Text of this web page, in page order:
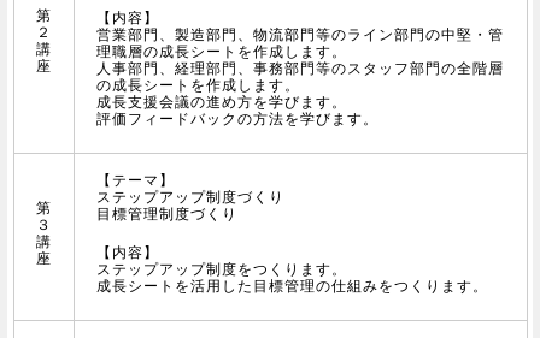
第
２
講
座
【内容】
営業部門、製造部門、物流部門等のライン部門の中堅・管
理職層の成長シートを作成します。
人事部門、経理部門、事務部門等のスタッフ部門の全階層
の成長シートを作成します。
成長支援会議の進め方を学びます。
評価フィードバックの方法を学びます。
第
３
講
座
【テーマ】
ステップアップ制度づくり
目標管理制度づくり
【内容】
ステップアップ制度をつくります。
成長シートを活用した目標管理の仕組みをつくります。